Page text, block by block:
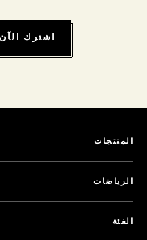
اشترك الآن
المنتجات
الرياضات
الفئة